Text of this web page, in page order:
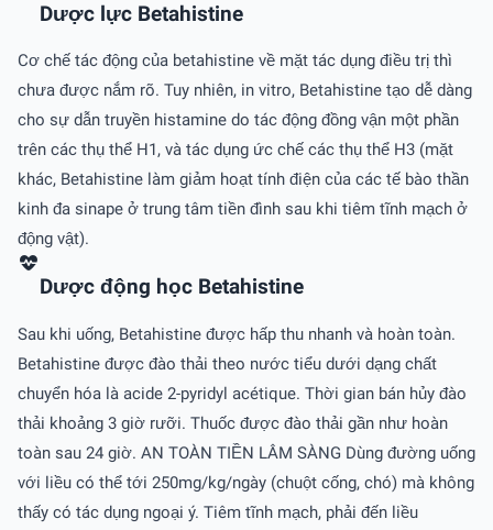
Dược lực Betahistine
Cơ chế tác động của betahistine về mặt tác dụng điều trị thì
chưa được nắm rõ. Tuy nhiên, in vitro, Betahistine tạo dễ dàng
cho sự dẫn truyền histamine do tác động đồng vận một phần
trên các thụ thể H1, và tác dụng ức chế các thụ thể H3 (mặt
khác, Betahistine làm giảm hoạt tính điện của các tế bào thần
kinh đa sinape ở trung tâm tiền đình sau khi tiêm tĩnh mạch ở
động vật).
Dược động học Betahistine
Sau khi uống, Betahistine được hấp thu nhanh và hoàn toàn.
Betahistine được đào thải theo nước tiểu dưới dạng chất
chuyển hóa là acide 2-pyridyl acétique. Thời gian bán hủy đào
thải khoảng 3 giờ rưỡi. Thuốc được đào thải gần như hoàn
toàn sau 24 giờ. AN TOÀN TIỀN LÂM SÀNG Dùng đường uống
với liều có thể tới 250mg/kg/ngày (chuột cống, chó) mà không
thấy có tác dụng ngoại ý. Tiêm tĩnh mạch, phải đến liều